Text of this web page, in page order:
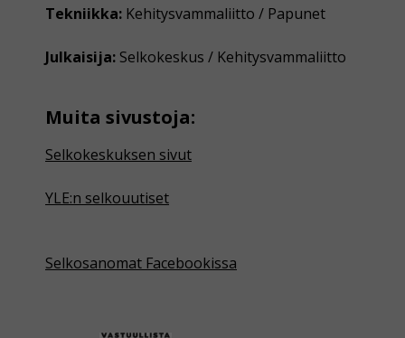
Tekniikka: Kehitysvammaliitto / Papunet
Julkaisija: Selkokeskus / Kehitysvammaliitto
Muita sivustoja:
Selkokeskuksen sivut
YLE:n selkouutiset
Selkosanomat Facebookissa